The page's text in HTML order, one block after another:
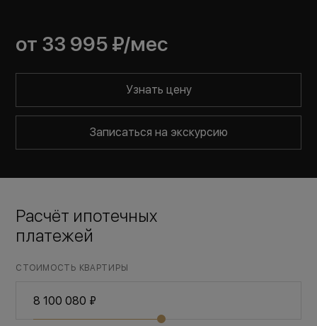
от 33 995 ₽/мес
Узнать цену
Записаться на экскурсию
Расчёт ипотечных
платежей
СТОИМОСТЬ КВАРТИРЫ